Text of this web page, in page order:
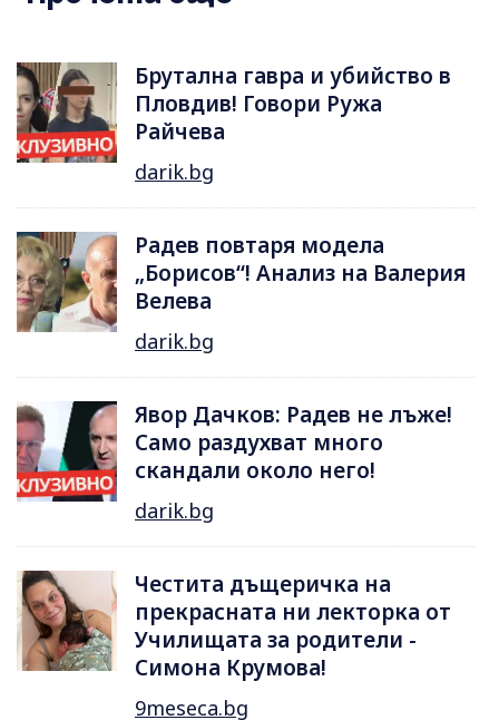
Брутална гавра и убийство в
Пловдив! Говори Ружа
Райчева
darik.bg
Радев повтаря модела
„Борисов“! Анализ на Валерия
Велева
darik.bg
Явор Дачков: Радев не лъже!
Само раздухват много
скандали около него!
darik.bg
Честита дъщеричка на
прекрасната ни лекторка от
Училищата за родители -
Симона Крумова!
9meseca.bg